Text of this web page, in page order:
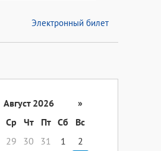
Электронный билет
Август 2026
»
Ср Чт Пт Сб
Вс
29 30 31 1
2